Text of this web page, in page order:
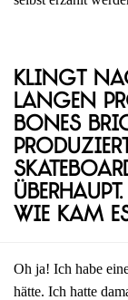
Klingt
langen
Bones
überhaupt.
Wie kam
Oh ja! Ich habe
hätte. Ich hatte